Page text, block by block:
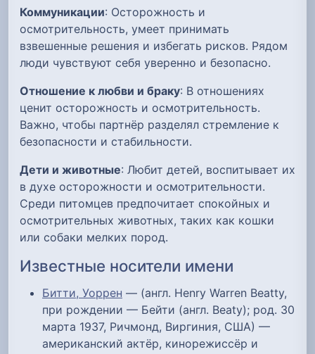
Коммуникации: Осторожность и
осмотрительность, умеет принимать
взвешенные решения и избегать рисков. Рядом
люди чувствуют себя уверенно и безопасно.
Отношение к любви и браку: В отношениях
ценит осторожность и осмотрительность.
Важно, чтобы партнёр разделял стремление к
безопасности и стабильности.
Дети и животные: Любит детей, воспитывает их
в духе осторожности и осмотрительности.
Среди питомцев предпочитает спокойных и
осмотрительных животных, таких как кошки
или собаки мелких пород.
Известные носители имени
Битти, Уоррен — (англ. Henry Warren Beatty,
при рождении — Бейти (англ. Beaty); род. 30
марта 1937, Ричмонд, Виргиния, США) —
американский актёр, кинорежиссёр и